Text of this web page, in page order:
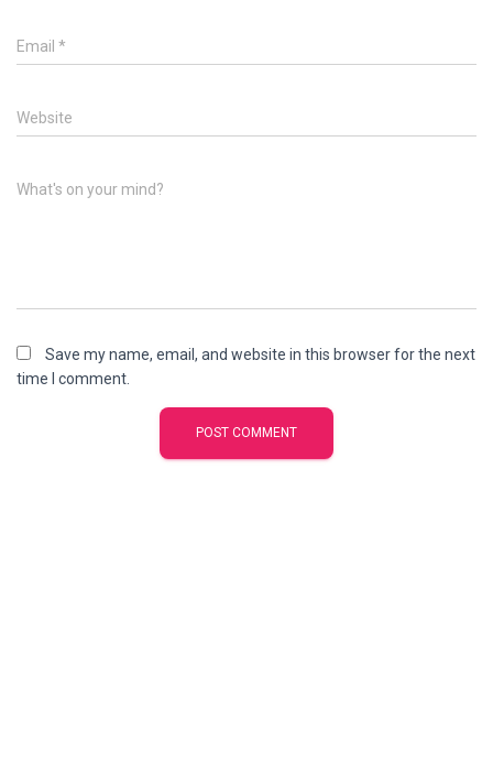
Email *
Website
What's on your mind?
Save my name, email, and website in this browser for the next
time I comment.